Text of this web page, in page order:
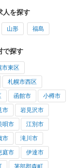
人を探す
山形 福島
で探す
市東区
札幌市西区
函館市 小樽市
市 岩見沢市
唄市 江別市
市 滝川市
庭市 伊達市